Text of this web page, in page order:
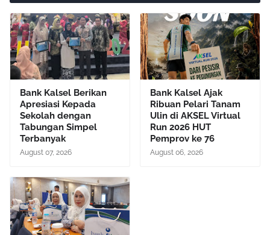
Bank Kalsel Berikan
Apresiasi Kepada
Sekolah dengan
Tabungan Simpel
Terbanyak
August 07, 2026
Bank Kalsel Ajak
Ribuan Pelari Tanam
Ulin di AKSEL Virtual
Run 2026 HUT
Pemprov ke 76
August 06, 2026